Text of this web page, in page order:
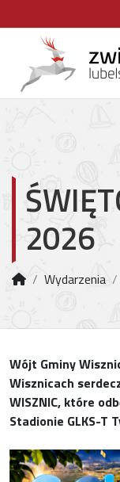
2026
Wydarzenia
Wójt Gminy
Wisznicach
WISZNIC, które
Stadionie GLKS-T